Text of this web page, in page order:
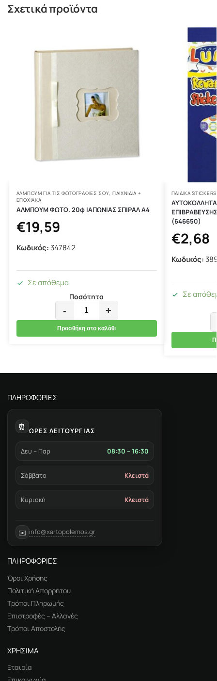
Σχετικά προϊόντα
ΑΛΜΠΟΥΜ ΓΙΑ ΤΙΣ ΦΩΤΟΓΡΑΦΙΕΣ ΣΟΥ, ΠΑΙΧΝΙΔΙΑ +
ΕΠΟΧΙΑΚΑ
ΑΛΜΠΟΥΜ ΦΩΤΟ. 20φ ΙΑΠΩΝΙΑΣ ΣΠΙΡΑΛ Α4
€19,59
Κωδικός: 347842
Σε απόθεμα
Ποσότητα
- +
Προσθήκη στο καλάθι
ΠΑΙΔΙΚΑ STICKERS
(646650)
€2,68
Κωδικός:
Σε
ΠΛΗΡΟΦΟΡΙΕΣ
⏰ ΩΡΕΣ ΛΕΙΤΟΥΡΓΙΑΣ
Δευ – Παρ 08:30 – 16:30
Σάββατο Κλειστά
Κυριακή Κλειστά
✉️ info@xartopolemos.gr
ΠΛΗΡΟΦΟΡΙΕΣ
Όροι Χρήσης
Πολιτική Απορρήτου
Τρόποι Πληρωμής
Επιστροφές – Αλλαγές
Τρόποι Αποστολής
ΧΡΗΣΙΜΑ
Εταιρία